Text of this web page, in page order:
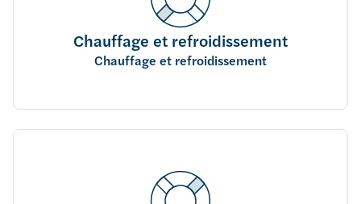
Chauffage et refroidissement
Chauffage et refroidissement